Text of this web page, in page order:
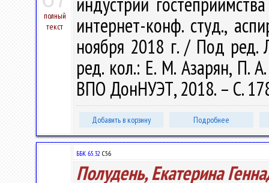
полный
текст
интернет-конф. студ.,
ноября 2018 г. / Под ред.
ред. кол.: Е. М. Азарян, П.
ВПО ДонНУЭТ, 2018. – С.
Добавить в корзину Подробнее
ББК 65.32 С56
Полудень, Екатерина